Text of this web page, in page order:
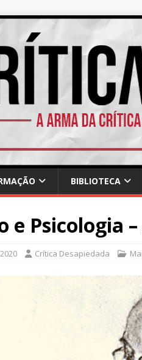
BIBLIOTECA
e Psicologia
Crítica Desapiedada